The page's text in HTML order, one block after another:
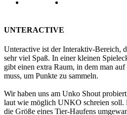
UNTERACTIVE
Unteractive ist der Interaktiv-Bereich,
sehr viel Spaß. In einer kleinen
gibt einen extra Raum, in dem man
muss, um Punkte zu sammeln.
Wir haben uns am Unko Shout
laut wie möglich UNKO schreien soll.
die Größe eines Tier-Haufens